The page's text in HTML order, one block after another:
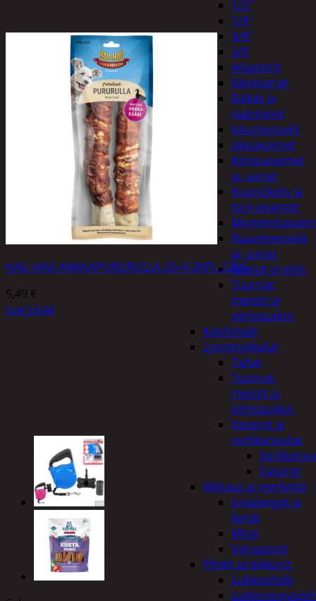
1/2"
1/4"
3/4"
3/8
Adapterit
Kärkisarjat
Räikät ja
vääntimet
Iskumeisselit
Jakoavaimet
Kiintoavaimet
ja -sarjat
Kuusiokolo ja
torx-avaimet
Ruuvimeisselit
ja -sarjat
Nitojat ja niitit
Tuurnat,
meistit ja
piirtopuikot
Käsihöylät
Lyöntityökalut
Taltat
Tuurnat,
meistit ja
piirtopuikot
Vasarat ja
sorkkaraudat
Vasarat
Mittaus ja merkintä
Linjalangat ja
kynät
Mitat
Vatupassit
Pihdit ja leikkurit
Lukkopihdit
HAU HAU ANKKAPURURULLA 25×4 2KPL 220G
5,49 €
Lue Lisää